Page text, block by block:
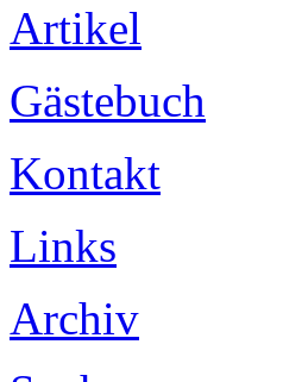
Artikel
Gästebuch
Kontakt
Links
Archiv